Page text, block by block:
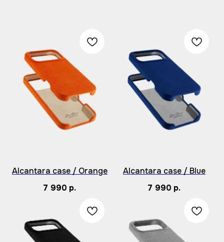
Alcantara case / Orange
7 990 р.
Alcantara case / Blue
7 990 р.